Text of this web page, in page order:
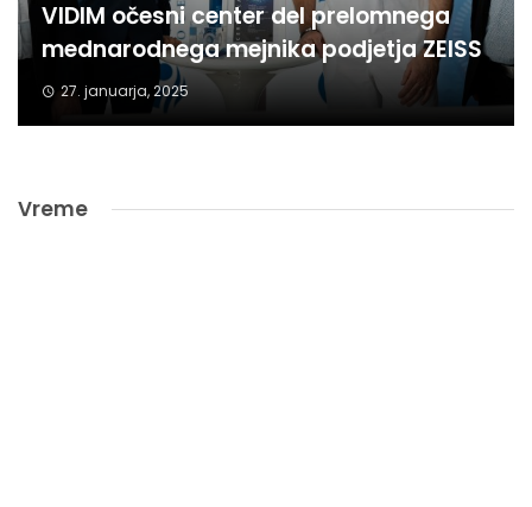
VIDIM očesni center del prelomnega
mednarodnega mejnika podjetja ZEISS
27. januarja, 2025
Vreme